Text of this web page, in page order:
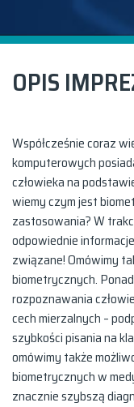
OPIS
Współcześnie coraz
komputerowych
człowieka na
wiemy czym jest
zastosowania? W
odpowiednie
związane! Omówimy
biometrycznych.
rozpoznawania
cech mierzalnych –
szybkości pisania na
omówimy także
biometrycznych w
znacznie szybszą